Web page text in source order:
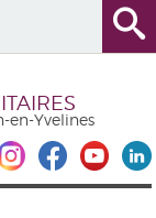
en-Yvelines